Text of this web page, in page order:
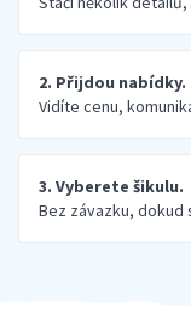
2. Přijdou nabídky.
Vidíte cenu,
3. Vyberete šikulu.
Bez závazku,